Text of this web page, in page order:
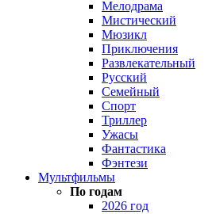
Мелодрама
Мистический
Мюзикл
Приключения
Развлекательный
Русский
Семейный
Спорт
Триллер
Ужасы
Фантастика
Фэнтези
Мультфильмы
По годам
2026 год